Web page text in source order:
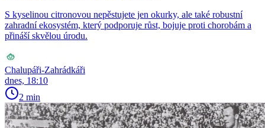
S kyselinou citronovou nepěstujete jen okurky, ale také robustní
zahradní ekosystém, který podporuje růst, bojuje proti chorobám a
přináší skvělou úrodu.
Chalupáři-Zahrádkáři
dnes, 18:10
2 min